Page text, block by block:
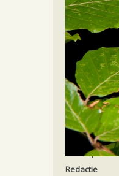
Home
Colofon
Webdesign
De template
Redactie